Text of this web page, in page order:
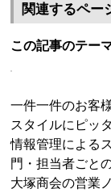
関連するペー
この記事のテー
一件一件のお客
スタイルにピッ
情報管理による
門・担当者ごと
大塚商会の営業